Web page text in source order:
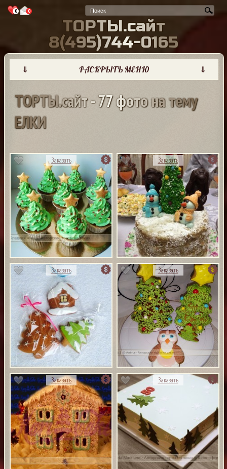
0 0
ТОРТЫ.сайт
8(495)744-0165
⇓ РАСКРЫТЬ МЕНЮ ⇓
ТОРТЫ.сайт-77фотонатему
ЕЛКИ
Заказать Заказать
Заказать Заказать
Заказать Заказать